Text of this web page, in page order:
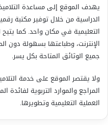
يهدف الموقع إلى مساعدة
الدراسية من خلال توفير مكتبة
التعليمية في مكان واحد. كما يتيح
الإنترنت، وطباعتها بسهولة دون
جميع الوثائق المتاحة بكل يسر.
ولا يقتصر الموقع على خدمة
المراجع والموارد التربوية
العملية التعليمية وتطويرها.